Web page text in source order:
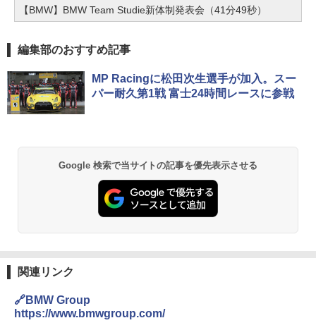
【BMW】BMW Team Studie新体制発表会（41分49秒）
編集部のおすすめ記事
MP Racingに松田次生選手が加入。スー
パー耐久第1戦 富士24時間レースに参戦
Google 検索で当サイトの記事を優先表示させる
関連リンク
🔗BMW Group
https://www.bmwgroup.com/